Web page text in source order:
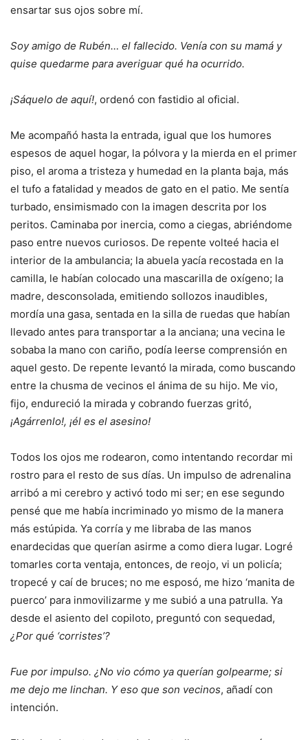
ensartar sus ojos sobre mí.
Soy amigo de Rubén… el fallecido. Venía con su mamá y
quise quedarme para averiguar qué ha ocurrido.
¡Sáquelo de aquí!, ordenó con fastidio al oficial.
Me acompañó hasta la entrada, igual que los humores
espesos de aquel hogar, la pólvora y la mierda en el primer
piso, el aroma a tristeza y humedad en la planta baja, más
el tufo a fatalidad y meados de gato en el patio. Me sentía
turbado, ensimismado con la imagen descrita por los
peritos. Caminaba por inercia, como a ciegas, abriéndome
paso entre nuevos curiosos. De repente volteé hacia el
interior de la ambulancia; la abuela yacía recostada en la
camilla, le habían colocado una mascarilla de oxígeno; la
madre, desconsolada, emitiendo sollozos inaudibles,
mordía una gasa, sentada en la silla de ruedas que habían
llevado antes para transportar a la anciana; una vecina le
sobaba la mano con cariño, podía leerse comprensión en
aquel gesto. De repente levantó la mirada, como buscando
entre la chusma de vecinos el ánima de su hijo. Me vio,
fijo, endureció la mirada y cobrando fuerzas gritó,
¡Agárrenlo!, ¡él es el asesino!
Todos los ojos me rodearon, como intentando recordar mi
rostro para el resto de sus días. Un impulso de adrenalina
arribó a mi cerebro y activó todo mi ser; en ese segundo
pensé que me había incriminado yo mismo de la manera
más estúpida. Ya corría y me libraba de las manos
enardecidas que querían asirme a como diera lugar. Logré
tomarles corta ventaja, entonces, de reojo, vi un policía;
tropecé y caí de bruces; no me esposó, me hizo ‘manita de
puerco’ para inmovilizarme y me subió a una patrulla. Ya
desde el asiento del copiloto, preguntó con sequedad,
¿Por qué ‘corristes’?
Fue por impulso. ¿No vio cómo ya querían golpearme; si
me dejo me linchan. Y eso que son vecinos, añadí con
intención.